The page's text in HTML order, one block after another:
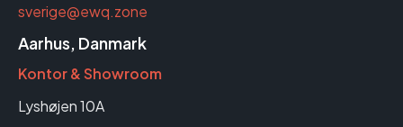
sverige@ewq.zone
Aarhus, Danmark
Kontor & Showroom
Lyshøjen 10A